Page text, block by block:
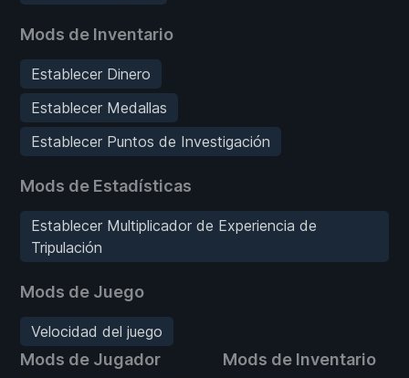
Mods de Inventario
Establecer Dinero
Establecer Medallas
Establecer Puntos de Investigación
Mods de Estadísticas
Establecer Multiplicador de Experiencia de
Tripulación
Mods de Juego
Velocidad del juego
Mods de Jugador Mods de Inventario